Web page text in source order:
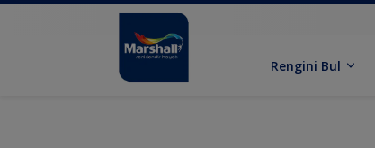
Rengini Bul